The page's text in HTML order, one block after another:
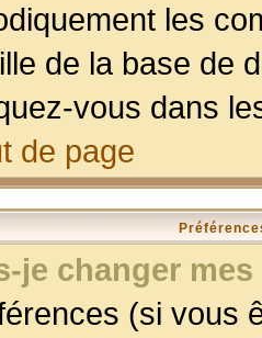
les
de la base de
vous dans
de page
je changer
(si vous